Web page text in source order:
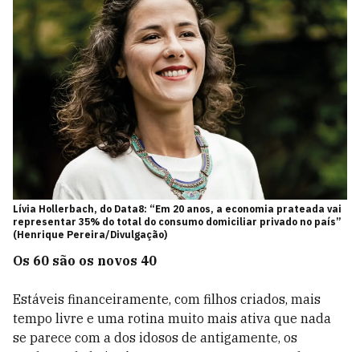
Lívia Hollerbach, do Data8: “Em 20 anos, a economia prateada vai
representar 35% do total do consumo domiciliar privado no país”
(Henrique Pereira/Divulgação)
Os 60 são os novos 40
Estáveis financeiramente, com filhos criados, mais
tempo livre e uma rotina muito mais ativa que nada
se parece com a dos idosos de antigamente, os